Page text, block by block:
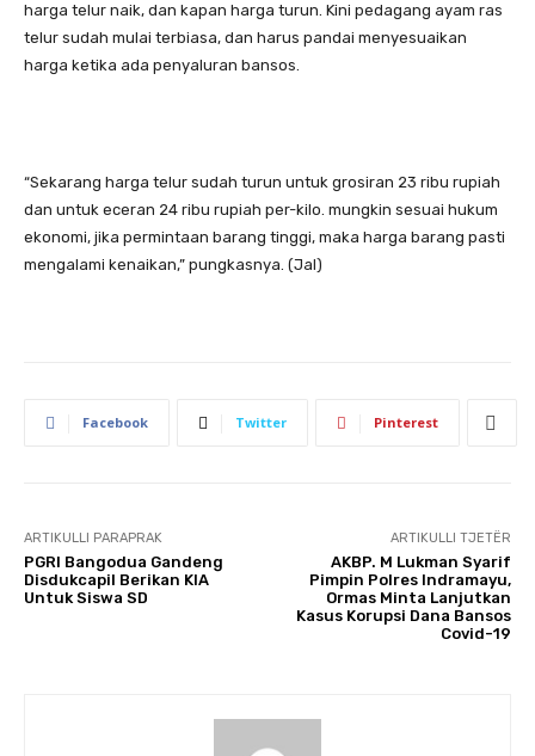
harga telur naik, dan kapan harga turun. Kini pedagang ayam ras
telur sudah mulai terbiasa, dan harus pandai menyesuaikan
harga ketika ada penyaluran bansos.
“Sekarang harga telur sudah turun untuk grosiran 23 ribu rupiah
dan untuk eceran 24 ribu rupiah per-kilo. mungkin sesuai hukum
ekonomi, jika permintaan barang tinggi, maka harga barang pasti
mengalami kenaikan,” pungkasnya. (Jal)
Facebook Twitter Pinterest
ARTIKULLI PARAPRAK
PGRI Bangodua Gandeng
Disdukcapil Berikan KIA
Untuk Siswa SD
ARTIKULLI TJETËR
AKBP. M Lukman Syarif
Pimpin Polres Indramayu,
Ormas Minta Lanjutkan
Kasus Korupsi Dana Bansos
Covid-19